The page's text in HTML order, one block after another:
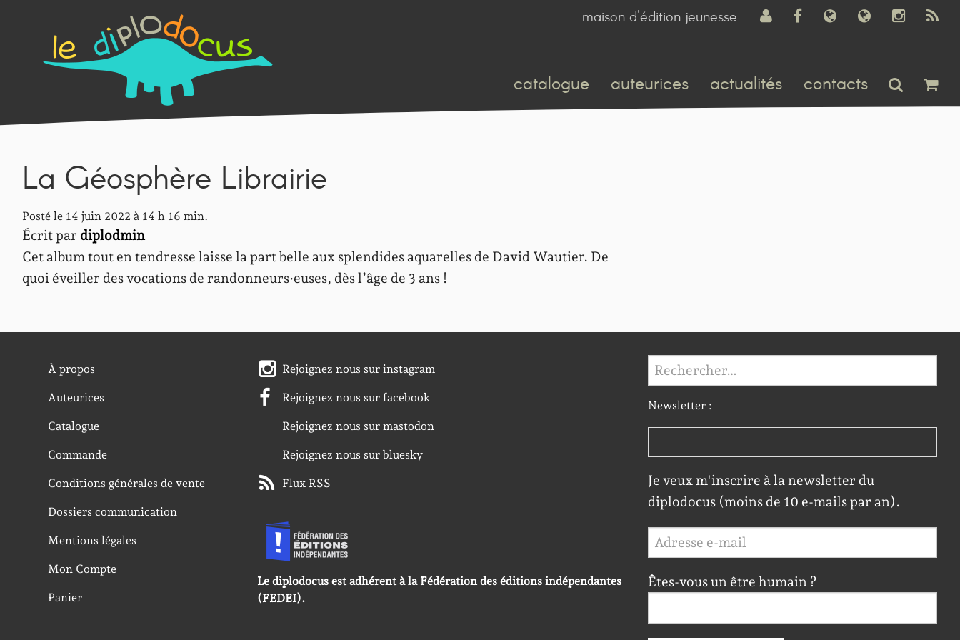
maison d'édition jeunesse
catalogue auteurices actualités contacts
La Géosphère Librairie
Posté le 14 juin 2022 à 14 h 16 min.
Écrit par diplodmin
Cet album tout en tendresse laisse la part belle aux splendides aquarelles de David Wautier. De
quoi éveiller des vocations de randonneurs·euses, dès l’âge de 3 ans !
À propos
Auteurices
Catalogue
Commande
Conditions générales de vente
Dossiers communication
Mentions légales
Mon Compte
Panier
Rejoignez nous sur instagram
Rejoignez nous sur facebook
Rejoignez nous sur mastodon
Rejoignez nous sur bluesky
Flux RSS
Le diplodocus est adhérent à la Fédération des éditions indépendantes
(FEDEI).
Rechercher :
Newsletter :
Je veux m'inscrire à la newsletter du
diplodocus (moins de 10 e-mails par an).
Êtes-vous un être humain ?